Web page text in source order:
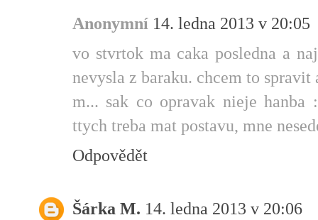
Anonymní 14. ledna 2013 v 20:05
vo stvrtok ma caka posledna a
nevysla z baraku. chcem to
m... sak co opravak nieje hanba
ttych treba mat postavu, mne
Odpovědět
Šárka M. 14. ledna 2013 v 20:06